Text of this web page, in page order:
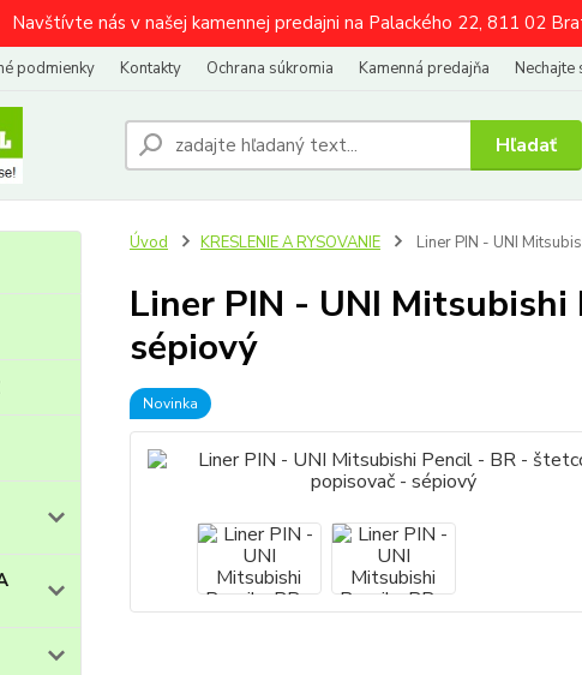
Navštívte nás v našej kamennej predajni na Palackého 22, 811 02
podmienky Kontakty Ochrana súkromia Kamenná predajňa Nechajte
Hľadať
Úvod KRESLENIE A RYSOVANIE Liner PIN - UNI
Liner PIN - UNI
sépiový
Novinka